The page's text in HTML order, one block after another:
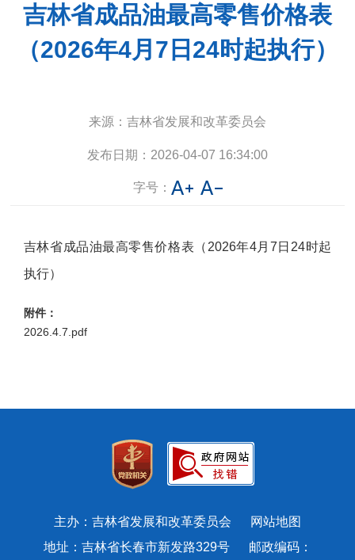
吉林省成品油最高零售价格表
（2026年4月7日24时起执行）
来源： 吉林省发展和改革委员会
发布日期： 2026-04-07 16:34:00
字号：
吉林省成品油最高零售价格表（2026年4月7日24时起
执行）
附件：
2026.4.7.pdf
主办：吉林省发展和改革委员会
网站地图
地址：吉林省长春市新发路329号 邮政编码：